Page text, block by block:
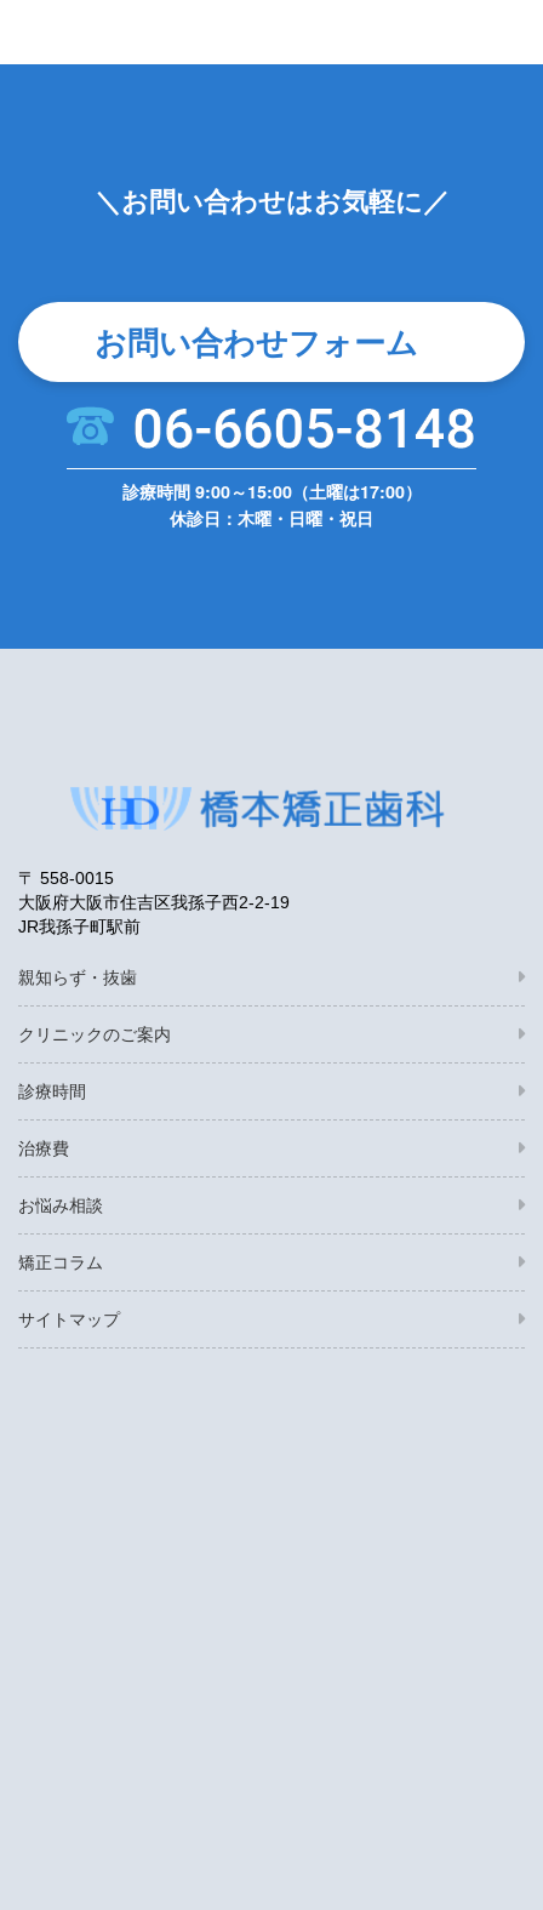
＼お問い合わせはお気軽に／
お問い合わせフォーム
診療時間 9:00～15:00（土曜は17:00）
休診日：木曜・日曜・祝日
〒 558-0015
大阪府大阪市住吉区我孫子西2-2-19
JR我孫子町駅前
親知らず・抜歯
クリニックのご案内
診療時間
治療費
お悩み相談
矯正コラム
サイトマップ